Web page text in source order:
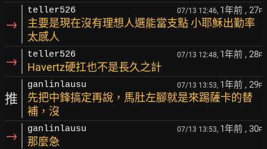
→
teller526 07/13 12:46, 1年前 , 27F
主要是現在沒有理想人選能當支點 小耶穌出勤率
太感人
→ teller526 07/13 12:48, 1年前 , 28F
Havertz硬扛也不是長久之計
推
ganlinlausu 07/13 13:53, 1年前 , 29F
先把中鋒搞定再說，馬肚左腳就是來踢薩卡的替
補，沒
→ ganlinlausu 07/13 13:53, 1年前 , 30F
那麼急